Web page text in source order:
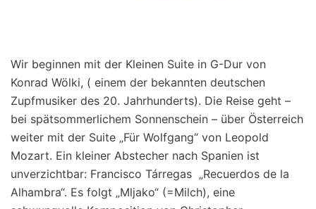
Wir beginnen mit der Kleinen Suite in G-Dur von
Konrad Wölki, ( einem der bekannten deutschen
Zupfmusiker des 20. Jahrhunderts). Die Reise geht –
bei spätsommerlichem Sonnenschein – über Österreich
weiter mit der Suite „Für Wolfgang“ von Leopold
Mozart. Ein kleiner Abstecher nach Spanien ist
unverzichtbar: Francisco Tárregas „Recuerdos de la
Alhambra“. Es folgt „Mljako“ (=Milch), eine